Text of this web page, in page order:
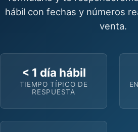
hábil con fechas y números
venta.
< 1 día hábil
TIEMPO TÍPICO DE
RESPUESTA